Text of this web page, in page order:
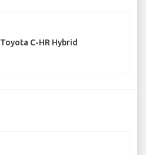
Toyota C-HR Hybrid